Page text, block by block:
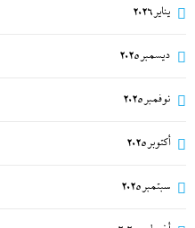
يناير 2026
ديسمبر 2025
نوفمبر 2025
أكتوبر 2025
سبتمبر 2025